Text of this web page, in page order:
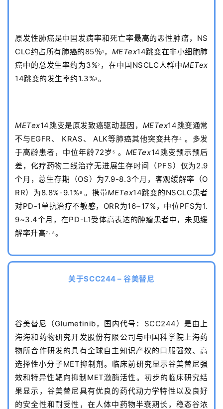
原发性肺癌是中国发病率和死亡率最高的恶性肿瘤，NS
CLC约占所有肺癌的85％1 ， METex14跳变在非小细胞肺
癌中的总发生率约为3%2 ，在中国NSCLC人群中METex
14跳变的发生率约1.3%3。
METex14跳变是原发致癌驱动基因， METex14跳变通常
不与EGFR、 KRAS、 ALK等肺癌其他突变共存4
。多发
于高龄患者，中位年龄72岁5 。 METex14跳变预示预后
差，化疗药物二线治疗无进展生存时间（PFS）仅为2.9
个月，总生存期（OS）为7.9-8.3个月，客观缓解率（O
RR）为8.8%-9.1% 6 。携带METex14跳变的NSCLC患者
对PD-1单抗治疗不敏感，ORR为16~17%，中位PFS为1.
9~3.4个月，在PD-L1受体高表达的肿瘤患者中，未见缓
解率升高7，8 。
关于SCC244 – 谷美替尼
谷美替尼（Glumetinib，国内代号：SCC244）是由上
海海和药物研究开发股份有限公司与中国科学院上海药
物所合作研发的具有全球自主知识产权的口服强效、高
选择性小分子MET抑制剂。临床前研究显示谷美替尼强
效和特异性靶向抑制MET激酶活性。初步的临床研究结
果显示，谷美替尼具有优良的药代动力学特性以及良好
的安全性和耐受性，在人体中药物半衰期长，稳态谷浓